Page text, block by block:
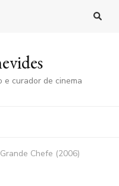
e curador de cinema
Chefe (2006)